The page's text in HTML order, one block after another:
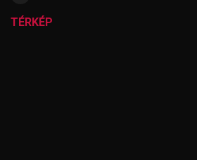
TÉRKÉP